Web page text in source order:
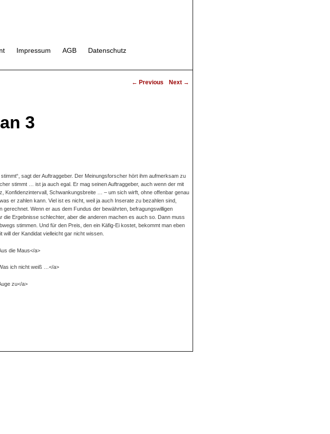
Impressum AGB Datenschutz
o
n
← Previous Next →
3
sagt der Auftraggeber. Der Meinungsforscher hört ihm aufmerksam zu
stimmt … ist ja auch egal. Er mag seinen Auftraggeber, auch wenn der mit
Konfidenzintervall, Schwankungsbreite … – um sich wirft, ohne offenbar genau
er zahlen kann. Viel ist es nicht, weil ja auch Inserate zu bezahlen sind,
Wenn er aus dem Fundus der bewährten, befragungswilligen
Ergebnisse schlechter, aber die anderen machen es auch so. Dann muss
stimmen. Und für den Preis, den ein Käfig-Ei kostet, bekommt man eben
der Kandidat vielleicht gar nicht wissen.
die Maus</a>
ich nicht weiß …</a>
zu</a>